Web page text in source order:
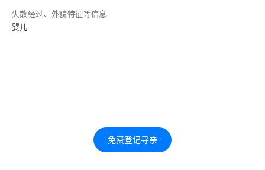
失散经过、外貌特征等信息
婴儿
免费登记寻亲